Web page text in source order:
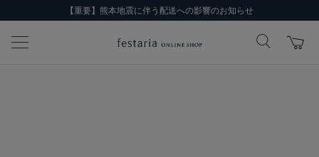
【重要】熊本地震に伴う配送への影響のお知らせ